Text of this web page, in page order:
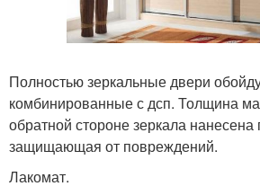
Полностью зеркальные двери
комбинированные с дсп. Толщина
обратной стороне зеркала
защищающая от повреждений.
Лакомат.